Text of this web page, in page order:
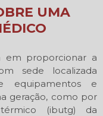
UMA
em proporcionar a
sede localizada
equipamentos e
geração, como por
(ibutg) da